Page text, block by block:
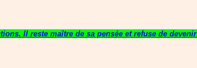
Il reste maître de sa pensée et refuse de